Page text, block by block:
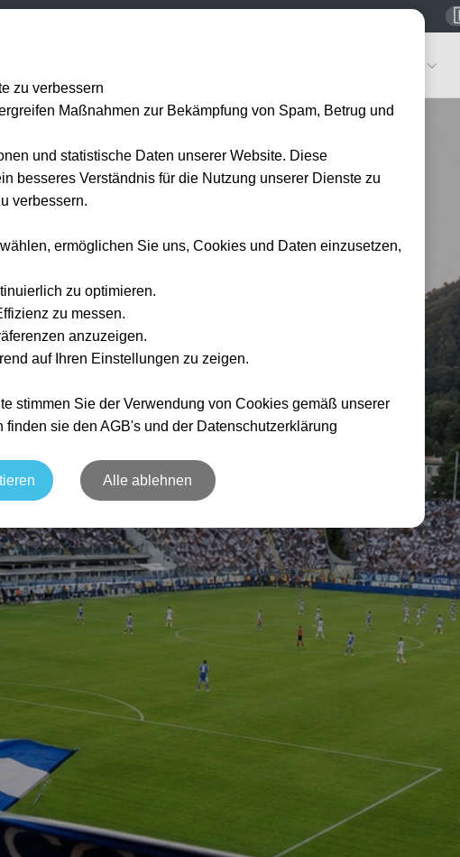
contact@tickwell-travel.de
zu verbessern
Maßnahmen zur Bekämpfung von Spam, Betrug und
und statistische Daten unserer Website. Diese
besseres Verständnis für die Nutzung unserer Dienste zu
verbessern.
ermöglichen Sie uns, Cookies und Daten einzusetzen,
zu optimieren.
zu messen.
anzuzeigen.
auf Ihren Einstellungen zu zeigen.
stimmen Sie der Verwendung von Cookies gemäß unserer
sie den AGB's und der Datenschutzerklärung
Alle ablehnen